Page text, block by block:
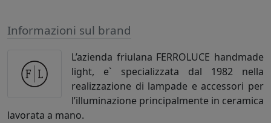
Informazioni sul brand
L’azienda friulana FERROLUCE handmade
light, e` specializzata dal 1982 nella
realizzazione di lampade e accessori per
l’illuminazione principalmente in ceramica
lavorata a mano.